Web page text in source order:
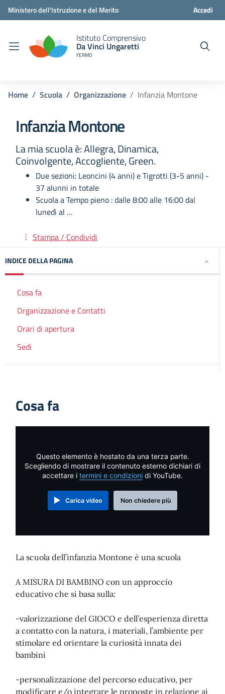
Ministero dell'Istruzione e del Merito Accedi
Istituto Comprensivo
Da Vinci Ungaretti
FERMO
Home Scuola Organizzazione Infanzia Montone
Infanzia Montone
La mia scuola è: Allegra, Dinamica,
Coinvolgente, Accogliente, Green.
Due sezioni: Leoncini (4 anni) e Tigrotti (3-5 anni) -
37 alunni in totale
Scuola a Tempo pieno : dalle 8:00 alle 16:00 dal
lunedì al …
Stampa / Condividi
INDICE DELLA PAGINA
Cosa fa
Organizzazione e Contatti
Orari di apertura
Sedi
Cosa fa
Questo elemento è hostato da una terza parte.
Scegliendo di mostrare il contenuto esterno dichiari di
accettare i termini e condizioni di YouTube.
Carica video Non chiedere più
La scuola dell’infanzia Montone è una scuola
A MISURA DI BAMBINO con un approccio
educativo che si basa sulla:
-valorizzazione del GIOCO e dell’esperienza diretta
a contatto con la natura, i materiali, l’ambiente per
stimolare ed orientare la curiosità innata dei
bambini
-personalizzazione del percorso educativo, per
modificare e/o integrare le proposte in relazione ai